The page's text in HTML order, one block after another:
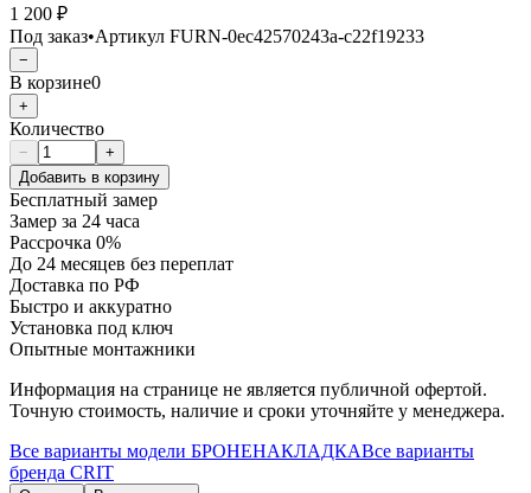
1 200 ₽
Под заказ•Артикул FURN-0ec42570243a-c22f19233
−
В корзине0
+
Количество
−
+
Добавить в корзину
Бесплатный замер
Замер за 24 часа
Рассрочка 0%
До 24 месяцев без переплат
Доставка по РФ
Быстро и аккуратно
Установка под ключ
Опытные монтажники
Информация на странице не является публичной офертой.
Точную стоимость, наличие и сроки уточняйте у менеджера.
Все варианты модели БРОНЕНАКЛАДКАВсе варианты
бренда CRIT